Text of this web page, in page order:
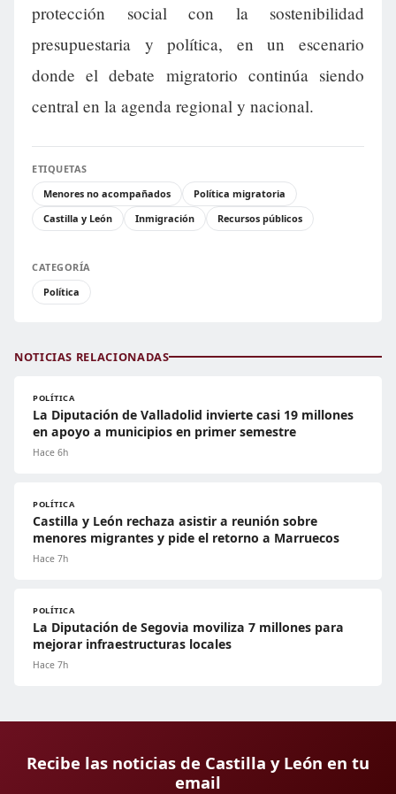
protección social con la sostenibilidad
presupuestaria y política, en un escenario
donde el debate migratorio continúa siendo
central en la agenda regional y nacional.
ETIQUETAS
Menores no acompañados
Política migratoria
Castilla y León
Inmigración Recursos públicos
CATEGORÍA
Política
NOTICIAS RELACIONADAS
POLÍTICA
La Diputación de Valladolid invierte casi 19 millones
en apoyo a municipios en primer semestre
Hace 6h
POLÍTICA
Castilla y León rechaza asistir a reunión sobre
menores migrantes y pide el retorno a Marruecos
Hace 7h
POLÍTICA
La Diputación de Segovia moviliza 7 millones para
mejorar infraestructuras locales
Hace 7h
Recibe las noticias de Castilla y León en tu
email